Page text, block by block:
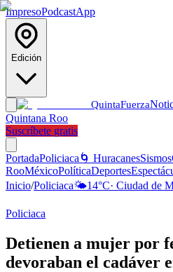
ImpresoPodcastApp
Edición
QuintaFuerza
Quintana Roo
Suscríbete gratis
PortadaPoliciaca 🌀 HuracanesSismos
RooMéxicoPolíticaDeportes
Inicio/Policiaca🌤️14°C· Ciudad de
Policiaca
Detienen a mujer por
devoraban el cadáver